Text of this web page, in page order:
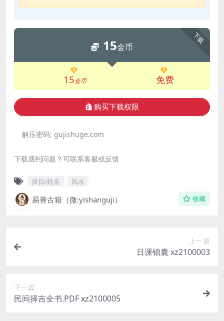
下载
15金币
15金币 免费
购买下载权限
解压密码: gujishuge.com
下载遇到问题？可联系客服或反馈
择日/姓名 风水
易善古籍（微:yishanguji） 收藏
上一篇
日课锦囊 xz2100003
下一篇
民间择吉全书.PDF xz2100005